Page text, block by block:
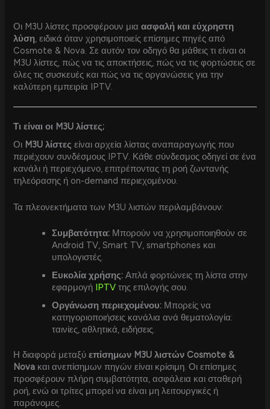
Οι M3U λίστες προσφέρουν μιαασφαλή και εύχρηστη
λύση, ειδικά όταν χρησιμοποιείς επίσημες πηγές από
Cosmote & Nova. Σε αυτόν τον οδηγό θα μάθεις τι είναι οι
M3U λίστες, πώς να τις αποκτήσεις, πώς να τις φορτώσεις σε
όλες τις συσκευές και πώς να τις οργανώσεις για την
καλύτερη εμπειρία IPTV.
Τι είναι οι M3U λίστες;
Οι M3U λίστες είναι αρχεία λίστας αναπαραγωγής που
περιέχουν συνδέσμους IPTV. Κάθε σύνδεσμος οδηγεί σε ένα
κανάλι ή περιεχόμενο, επιτρέποντας τη ροή ζωντανής
τηλεόρασης ή on-demand περιεχομένου.
Τα πλεονεκτήματα των M3U λιστών περιλαμβάνουν:
Συμβατότητα: Μπορούν να χρησιμοποιηθούν σε
Android TV, Smart TV, smartphones και
υπολογιστές.
Ευκολία χρήσης: Απλά φορτώνεις τη λίστα στην
εφαρμογή IPTV της επιλογής σου.
Οργάνωση περιεχομένου: Μπορείς να
κατηγοριοποιήσεις κανάλια ανά θεματολογία:
ταινίες, αθλητικά, ειδήσεις.
Η διαφορά μεταξύεπίσημων M3U λιστών Cosmote &
Nova και ανεπίσημων πηγών είναι κρίσιμη. Οι επίσημες
προσφέρουν πλήρη συμβατότητα, ασφάλεια και σταθερή
ροή, ενώ οι τρίτες μπορεί να είναι μη λειτουργικές ή
παράνομες.